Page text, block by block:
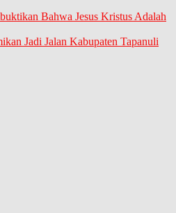
Bahwa Jesus Kristus Adalah
Jadi Jalan Kabupaten Tapanuli